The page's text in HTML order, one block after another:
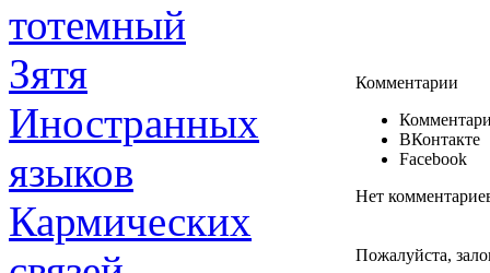
тотемный
Зятя
Иностранных
языков
Кармических
Комментарии
ВКонтакте
Facebook
Нет
Пожалуйста,